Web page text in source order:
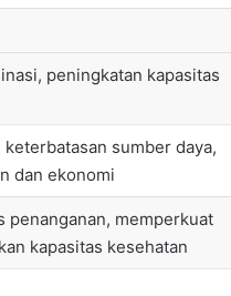
peningkatan kapasitas
sumber daya,
dan ekonomi
penanganan, memperkuat
kapasitas kesehatan